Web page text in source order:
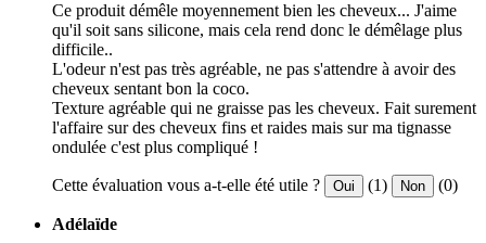
Ce produit démêle moyennement bien les cheveux... J'aime
qu'il soit sans silicone, mais cela rend donc le démêlage plus
difficile..
L'odeur n'est pas très agréable, ne pas s'attendre à avoir des
cheveux sentant bon la coco.
Texture agréable qui ne graisse pas les cheveux. Fait surement
l'affaire sur des cheveux fins et raides mais sur ma tignasse
ondulée c'est plus compliqué !
Cette évaluation vous a-t-elle été utile ? Oui (1) Non (0)
Adélaïde